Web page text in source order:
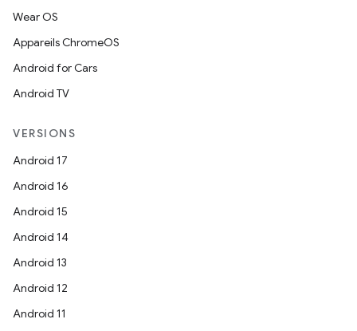
Wear OS
Appareils ChromeOS
Android for Cars
Android TV
VERSIONS
Android 17
Android 16
Android 15
Android 14
Android 13
Android 12
Android 11